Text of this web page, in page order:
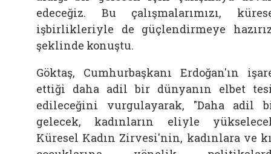
edeceğiz. Bu çalışmalarımızı,
işbirlikleriyle de güçlendirmeye
şeklinde konuştu.
Göktaş, Cumhurbaşkanı Erdoğan'ın
ettiği daha adil bir dünyanın elbet
edileceğini vurgulayarak, "Daha adil
gelecek, kadınların eliyle
Küresel Kadın Zirvesi'nin, kadınlara ve